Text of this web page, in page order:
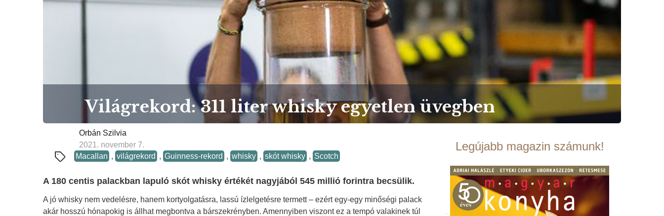
Világrekord: 311 liter whisky egyetlen üvegben
Orbán Szilvia
2021. november 7.
Macallan , világrekord , Guinness-rekord , whisky , skót whisky , Scotch
A 180 centis palackban lapuló skót whisky értékét nagyjából 545 millió forintra becsülik.
A jó whisky nem vedelésre, hanem kortyolgatásra, lassú ízlelgetésre termett – ezért egy-egy minőségi palack
akár hosszú hónapokig is állhat megbontva a bárszekrényben. Amennyiben viszont ez a tempó valakinek túl
Legújabb magazin számunk!